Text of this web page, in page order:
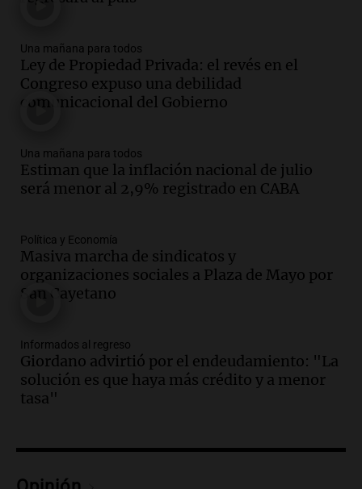
Audio.Joan Gaspart: "Sin Jorge, no sé si
Messi hubiera llegado adonde llegó"
Una mañana para todos
Audio.El orgullo y el sueño argentino de
Jorge Messi en una entrevista con Rony
Vargas en 2007
Audio.El abuelo de Agostina Vega, tras
las nuevas detenciones: "En esa casa
todos tenían algo que ver"
Audio.Una nutricionista derribó el mito
del desayuno ideal: qué alimentos
conviene priorizar
Una mañana para todos
Ley de Propiedad Privada: el revés en el
Congreso expuso una debilidad
comunicacional del Gobierno
Una mañana para todos
Estiman que la inflación nacional de julio
será menor al 2,9% registrado en CABA
Política y Economía
Masiva marcha de sindicatos y
organizaciones sociales a Plaza de Mayo por
San Cayetano
Informados al regreso
Giordano advirtió por el endeudamiento: "La
solución es que haya más crédito y a menor
tasa"